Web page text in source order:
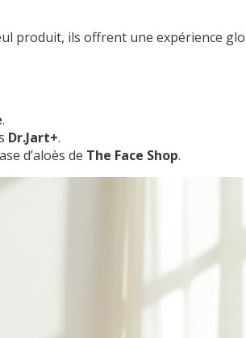
produit, ils offrent une expérience
.
Dr.Jart+.
d’aloès de The Face Shop.